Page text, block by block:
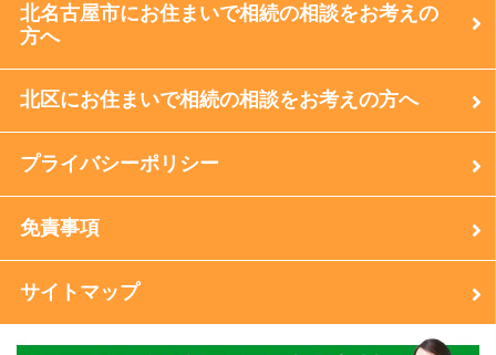
北名古屋市にお住まいで相続の相談をお考えの
方へ
北区にお住まいで相続の相談をお考えの方へ
プライバシーポリシー
免責事項
サイトマップ